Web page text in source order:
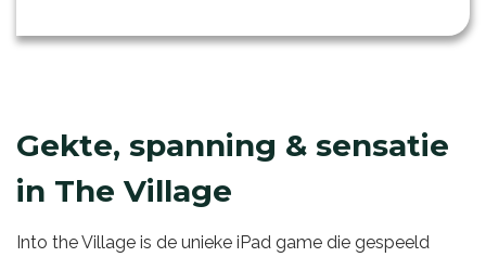
Gekte, spanning & sensatie
in The Village
Into the Village is de unieke iPad game die gespeeld